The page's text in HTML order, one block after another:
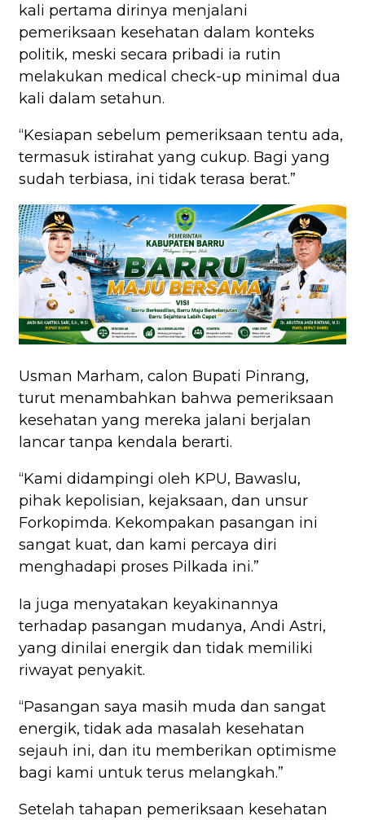
kali pertama dirinya menjalani
pemeriksaan kesehatan dalam konteks
politik, meski secara pribadi ia rutin
melakukan medical check-up minimal dua
kali dalam setahun.
“Kesiapan sebelum pemeriksaan tentu ada,
termasuk istirahat yang cukup. Bagi yang
sudah terbiasa, ini tidak terasa berat.”
Usman Marham, calon Bupati Pinrang,
turut menambahkan bahwa pemeriksaan
kesehatan yang mereka jalani berjalan
lancar tanpa kendala berarti.
“Kami didampingi oleh KPU, Bawaslu,
pihak kepolisian, kejaksaan, dan unsur
Forkopimda. Kekompakan pasangan ini
sangat kuat, dan kami percaya diri
menghadapi proses Pilkada ini.”
Ia juga menyatakan keyakinannya
terhadap pasangan mudanya, Andi Astri,
yang dinilai energik dan tidak memiliki
riwayat penyakit.
“Pasangan saya masih muda dan sangat
energik, tidak ada masalah kesehatan
sejauh ini, dan itu memberikan optimisme
bagi kami untuk terus melangkah.”
Setelah tahapan pemeriksaan kesehatan